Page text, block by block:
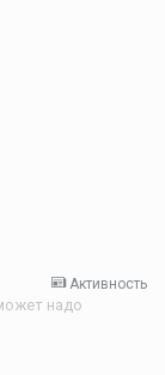
Активность
надо